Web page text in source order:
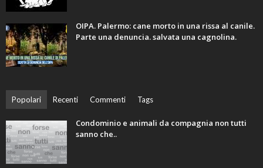
OIPA. Palermo: cane morto in una rissa al canile.
Parte una denuncia. salvata una cagnolina.
Popolari Recenti Commenti Tags
Condominio e animali da compagnia non tutti
sanno che..